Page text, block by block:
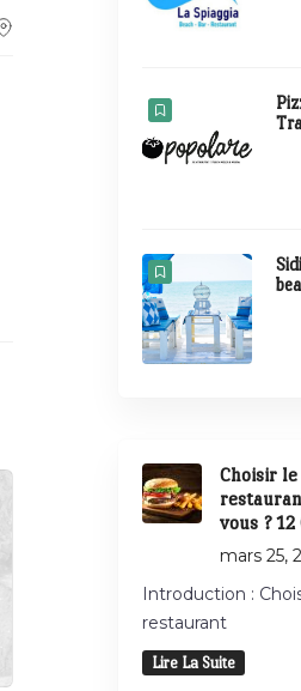
Choisir
vous ?
mars 25,
Introduction :
restaurant
Lire La Suite